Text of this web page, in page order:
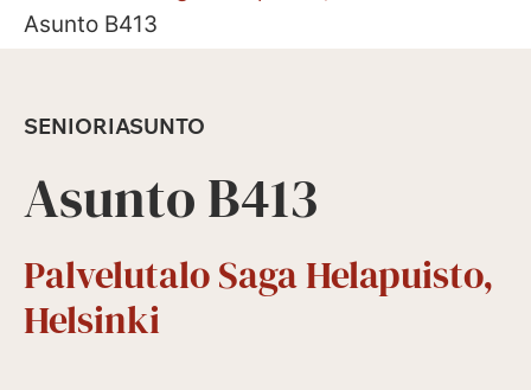
Asunto B413
SENIORIASUNTO
Asunto B413
Palvelutalo Saga Helapuisto,
Helsinki